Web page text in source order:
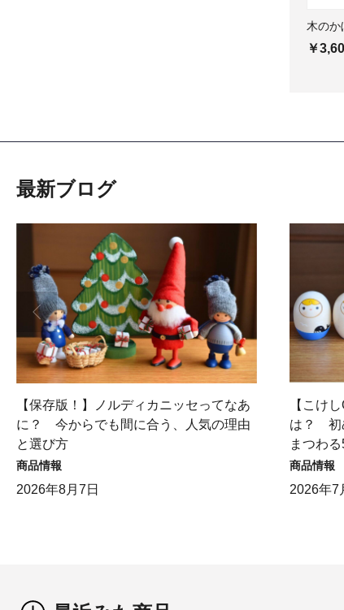
木のか
￥
最新ブログ
【保存版！】ノルディカニッセってなあ
に？ 今からでも間に合う、人気の理由
と選び方
商品情報
2026年8月7日
【こけ
は？ 初
まつわ
商品情報
2026年7